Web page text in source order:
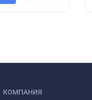
КОМПАНИЯ